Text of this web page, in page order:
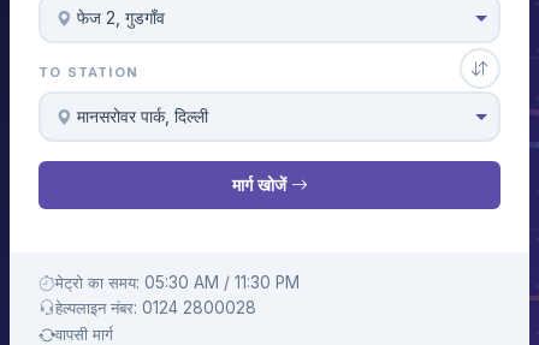
फेज 2, गुडगाँव
TO STATION
मानसरोवर पार्क, दिल्ली
मार्ग खोजें
मेट्रो का समय: 05:30 AM / 11:30 PM
हेल्पलाइन नंबर: 0124 2800028
वापसी मार्ग